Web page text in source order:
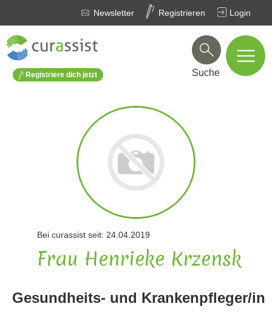
Login
Registrieren
Newsletter
Registriere dich jetzt Suche
Bei curassist seit: 24.04.2019
Frau Henrieke Krzensk
Gesundheits- und Krankenpfleger/in